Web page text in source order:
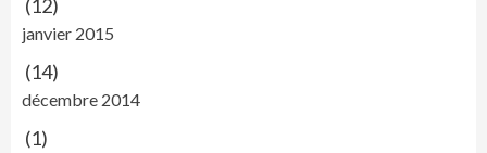
(12)
janvier 2015
(14)
décembre 2014
(1)